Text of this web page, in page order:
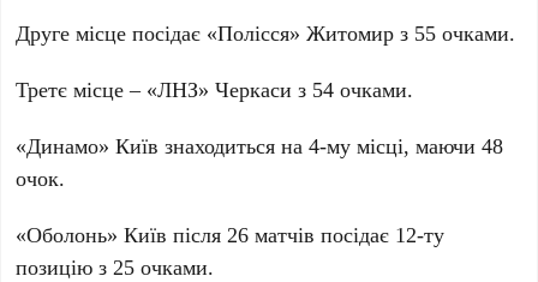
Друге місце посідає «Полісся» Житомир з 55 очками.
Третє місце – «ЛНЗ» Черкаси з 54 очками.
«Динамо» Київ знаходиться на4-му місці, маючи48
очок.
«Оболонь» Київ після26 матчів посідає 12-ту
позицію з25 очками.